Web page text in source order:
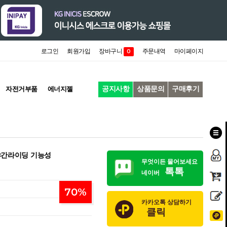
로그인 회원가입 장바구니 0 주문내역 마이페이지
자전거부품 에너지젤 공지사항 상품문의 구매후기
라이딩 기능성
70%
무엇이든 물어보세요
네이버
톡톡
카카오톡 상담하기
클릭